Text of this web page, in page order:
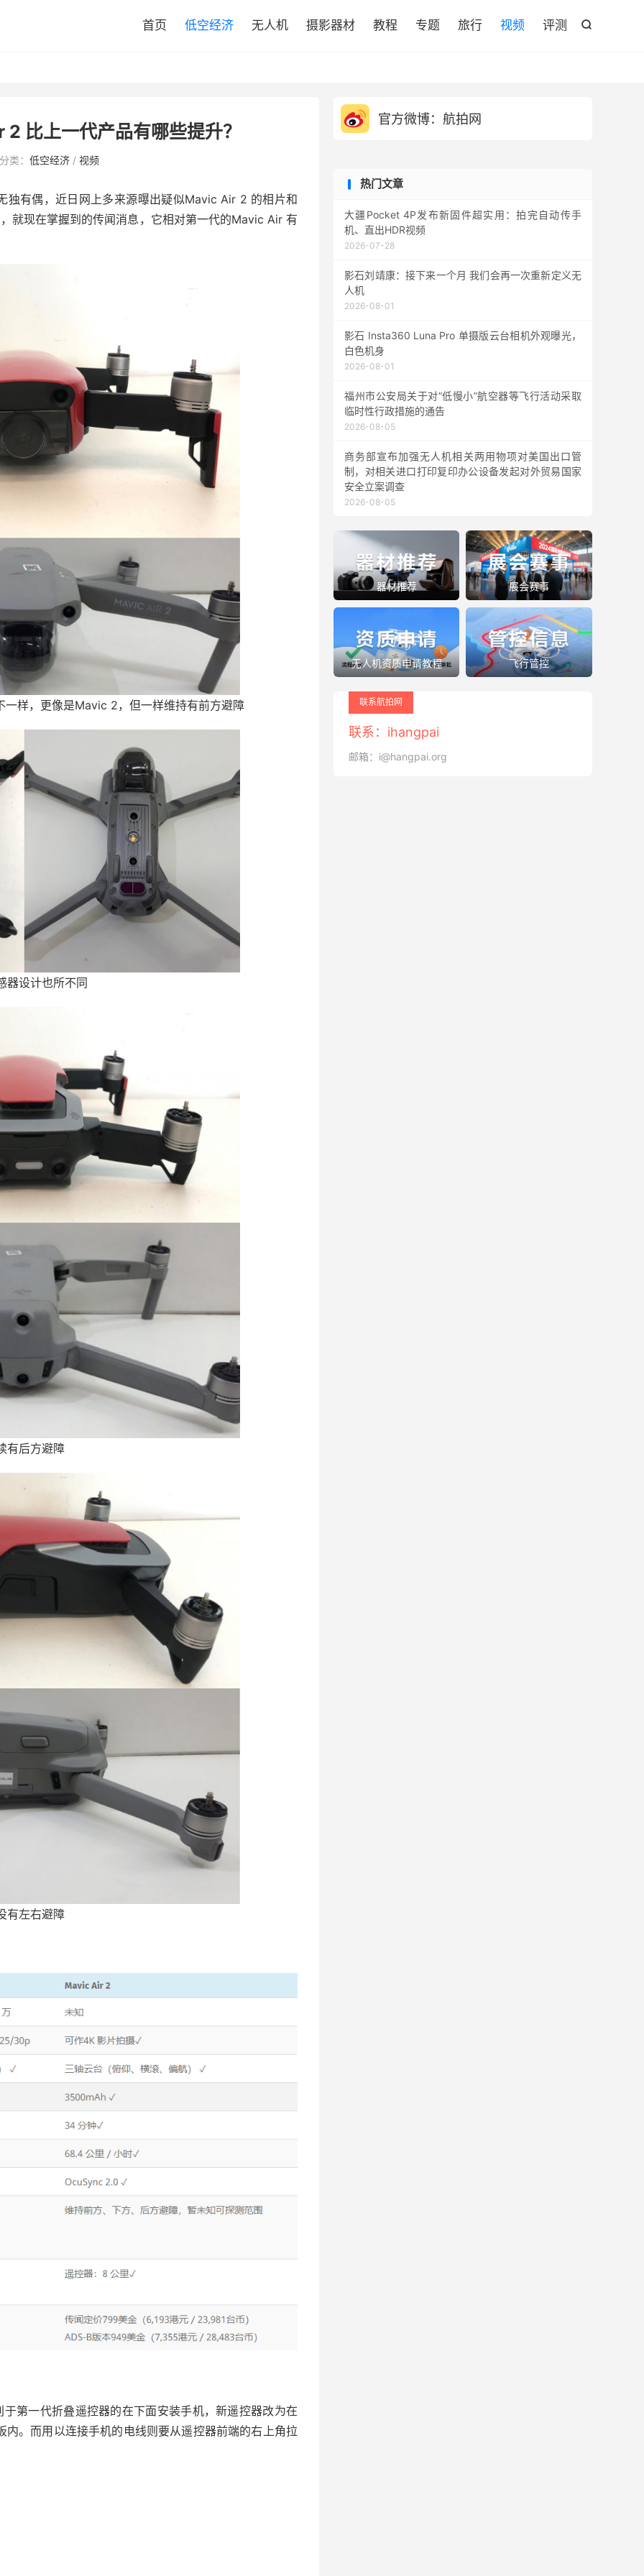

首页 低空经济 无人机 摄影器材 教程 专题 旅行 视频 评测
比上一代产品有哪些提升？
分类： 低空经济 / 视频
独有偶，近日网上多来源曝出疑似Mavic Air 2 的相片和
就现在掌握到的传闻消息，它相对第一代的Mavic Air 有
样，更像是Mavic 2，但一样维持有前方避障
器设计也所不同
有后方避障
有左右避障
第一代折叠遥控器的在下面安装手机，新遥控器改为在
。而用以连接手机的电线则要从遥控器前端的右上角拉
官方微博：航拍网
热门文章
大疆Pocket 4P发布新固件超实用：拍完自动传手
机、直出HDR视频
2026-07-28
影石刘靖康：接下来一个月 我们会再一次重新定义无
人机
2026-08-01
影石 Insta360 Luna Pro 单摄版云台相机外观曝光，
白色机身
2026-08-01
福州市公安局关于对“低慢小”航空器等飞行活动采取
临时性行政措施的通告
2026-08-05
商务部宣布加强无人机相关两用物项对美国出口管
制，对相关进口打印复印办公设备发起对外贸易国家
安全立案调查
2026-08-05
器材推荐 展会赛事
无人机资质申请教程 飞行管控
联系航拍网
联系：ihangpai
邮箱：i@hangpai.org